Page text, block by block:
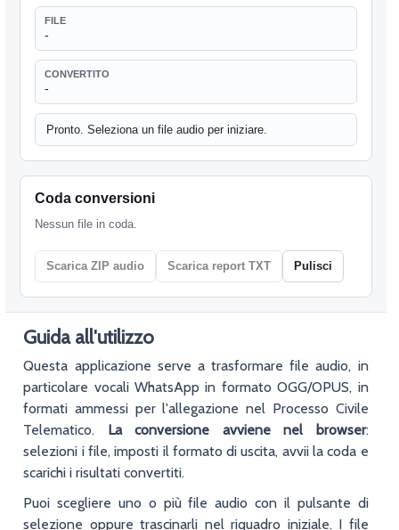
Guida all'utilizzo
Questa applicazione serve a trasformare file audio, in
particolare vocali WhatsApp in formato OGG/OPUS, in
formati ammessi per l'allegazione nel Processo Civile
Telematico. La conversione avviene nel browser:
selezioni i file, imposti il formato di uscita, avvii la coda e
scarichi i risultati convertiti.
Puoi scegliere uno o più file audio con il pulsante di
selezione oppure trascinarli nel riquadro iniziale. I file